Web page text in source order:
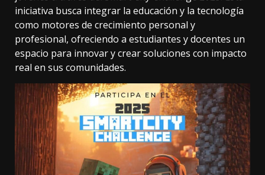
iniciativa busca integrar la educación y la tecnología
como motores de crecimiento personal y
profesional, ofreciendo a estudiantes y docentes un
espacio para innovar y crear soluciones con impacto
real en sus comunidades.